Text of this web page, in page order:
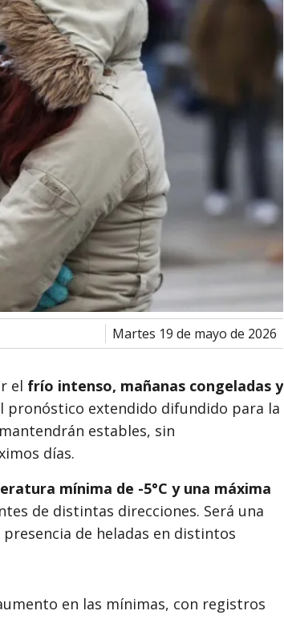
martes 19 de mayo de 2026
el frío intenso, mañanas congeladas y
pronóstico extendido difundido para la
estables, sin
días.
mínima de -5°C y una máxima
de distintas direcciones. Será una
de heladas en distintos
en las mínimas, con registros